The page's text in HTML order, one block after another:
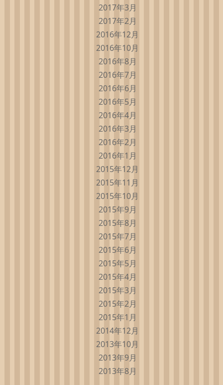
2017年3月
2017年2月
2016年12月
2016年10月
2016年8月
2016年7月
2016年6月
2016年5月
2016年4月
2016年3月
2016年2月
2016年1月
2015年12月
2015年11月
2015年10月
2015年9月
2015年8月
2015年7月
2015年6月
2015年5月
2015年4月
2015年3月
2015年2月
2015年1月
2014年12月
2013年10月
2013年9月
2013年8月